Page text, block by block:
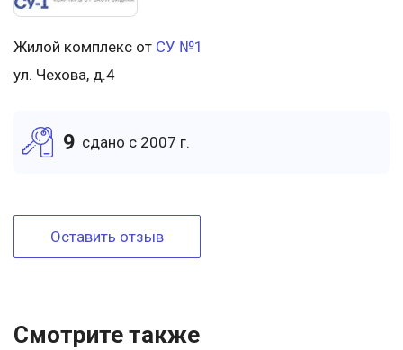
Жилой комплекс от СУ №1
ул. Чехова, д.4
9 cдано c 2007 г.
Оставить отзыв
Смотрите также